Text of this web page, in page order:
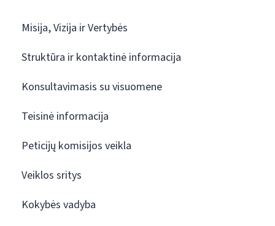
Misija, Vizija ir Vertybės
Struktūra ir kontaktinė informacija
Konsultavimasis su visuomene
Teisinė informacija
Peticijų komisijos veikla
Veiklos sritys
Kokybės vadyba